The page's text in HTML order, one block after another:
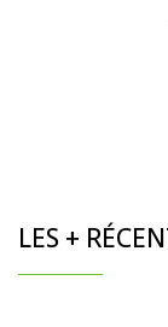
LES +